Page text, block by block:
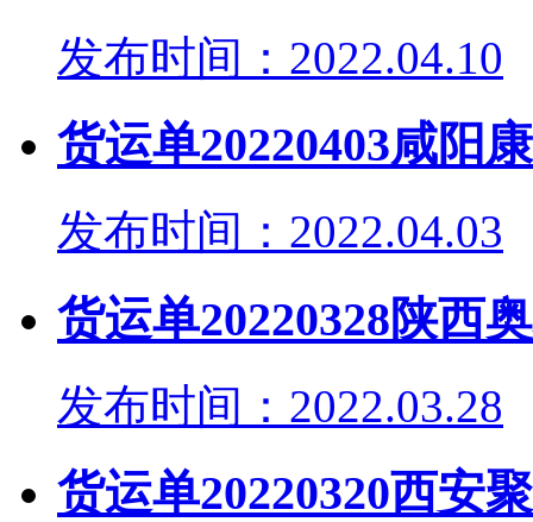
发布时间：2022.04.10
货运单20220403咸阳
发布时间：2022.04.03
货运单20220328陕西
发布时间：2022.03.28
货运单20220320西安